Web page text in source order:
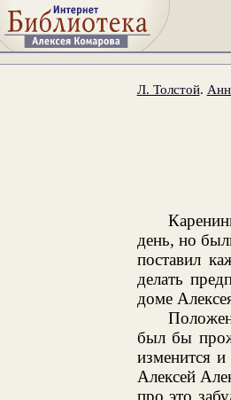
Л. Толстой.
день, но
поставил
делать
доме
был бы
изменится и
Алексей